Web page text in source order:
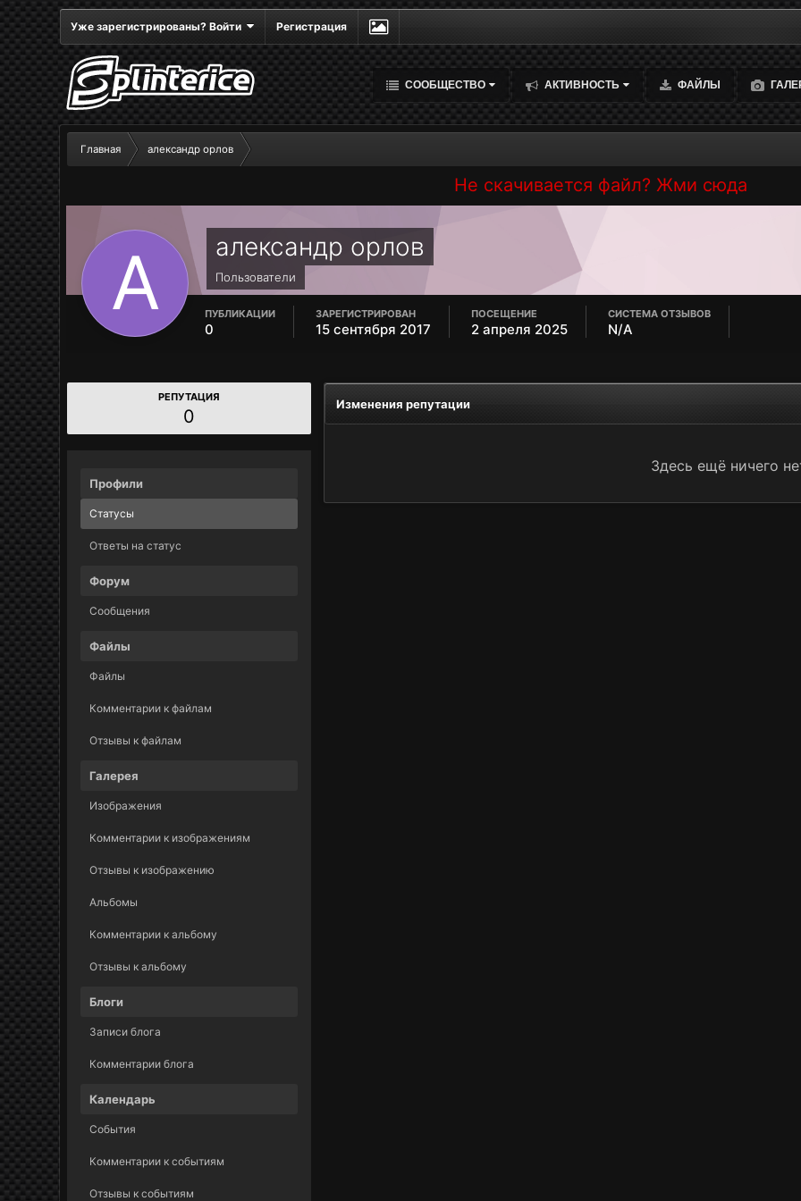
Уже зарегистрированы? Войти Регистрация
СООБЩЕСТВО АКТИВНОСТЬ ФАЙЛЫ
Главная александр орлов
Не скачивается файл? Жми сюда
александр орлов
Пользователи
ПУБЛИКАЦИИ
0
ЗАРЕГИСТРИРОВАН
15 сентября 2017
ПОСЕЩЕНИЕ
2 апреля 2025
СИСТЕМА ОТЗЫВОВ
N/A
РЕПУТАЦИЯ
0
Профили
Статусы
Ответы на статус
Форум
Сообщения
Файлы
Файлы
Комментарии к файлам
Отзывы к файлам
Галерея
Изображения
Комментарии к изображениям
Отзывы к изображению
Альбомы
Комментарии к альбому
Отзывы к альбому
Блоги
Записи блога
Комментарии блога
Календарь
События
Комментарии к событиям
Отзывы к событиям
Изменения репутации
Здесь ещё ничего